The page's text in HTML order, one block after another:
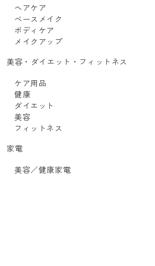
ヘアケア
ベースメイク
ボディケア
メイクアップ
美容・ダイエット・フィットネス
ケア用品
健康
ダイエット
美容
フィットネス
家電
美容／健康家電